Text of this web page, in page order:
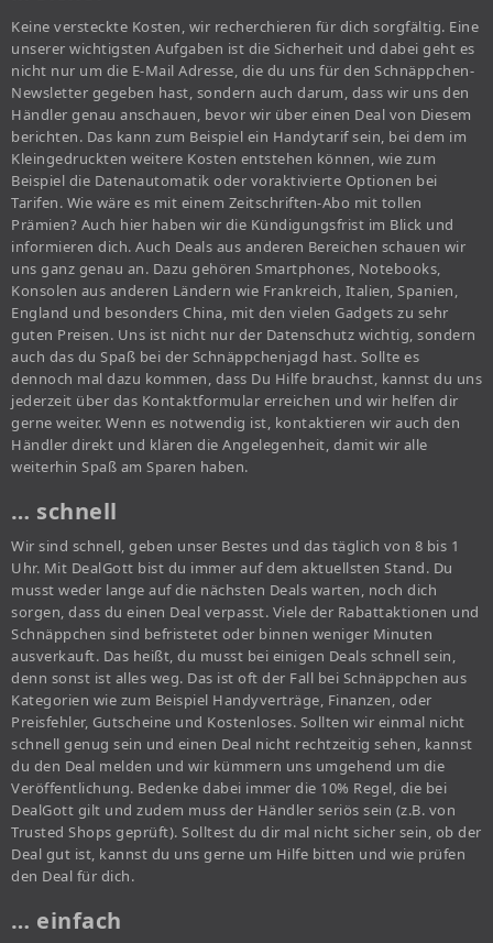
Keine versteckte Kosten, wir recherchieren für dich sorgfältig. Eine
unserer wichtigsten Aufgaben ist die Sicherheit und dabei geht es
nicht nur um die E-Mail Adresse, die du uns für den Schnäppchen-
Newsletter gegeben hast, sondern auch darum, dass wir uns den
Händler genau anschauen, bevor wir über einen Deal von Diesem
berichten. Das kann zum Beispiel ein Handytarif sein, bei dem im
Kleingedruckten weitere Kosten entstehen können, wie zum
Beispiel die Datenautomatik oder voraktivierte Optionen bei
Tarifen. Wie wäre es mit einem Zeitschriften-Abo mit tollen
Prämien? Auch hier haben wir die Kündigungsfrist im Blick und
informieren dich. Auch Deals aus anderen Bereichen schauen wir
uns ganz genau an. Dazu gehören Smartphones, Notebooks,
Konsolen aus anderen Ländern wie Frankreich, Italien, Spanien,
England und besonders China, mit den vielen Gadgets zu sehr
guten Preisen. Uns ist nicht nur der Datenschutz wichtig, sondern
auch das du Spaß bei der Schnäppchenjagd hast. Sollte es
dennoch mal dazu kommen, dass Du Hilfe brauchst, kannst du uns
jederzeit über das Kontaktformular erreichen und wir helfen dir
gerne weiter. Wenn es notwendig ist, kontaktieren wir auch den
Händler direkt und klären die Angelegenheit, damit wir alle
weiterhin Spaß am Sparen haben.
… schnell
Wir sind schnell, geben unser Bestes und das täglich von 8 bis 1
Uhr. Mit DealGott bist du immer auf dem aktuellsten Stand. Du
musst weder lange auf die nächsten Deals warten, noch dich
sorgen, dass du einen Deal verpasst. Viele der Rabattaktionen und
Schnäppchen sind befristetet oder binnen weniger Minuten
ausverkauft. Das heißt, du musst bei einigen Deals schnell sein,
denn sonst ist alles weg. Das ist oft der Fall bei Schnäppchen aus
Kategorien wie zum Beispiel Handyverträge, Finanzen, oder
Preisfehler, Gutscheine und Kostenloses. Sollten wir einmal nicht
schnell genug sein und einen Deal nicht rechtzeitig sehen, kannst
du den Deal melden und wir kümmern uns umgehend um die
Veröffentlichung. Bedenke dabei immer die 10% Regel, die bei
DealGott gilt und zudem muss der Händler seriös sein (z.B. von
Trusted Shops geprüft). Solltest du dir mal nicht sicher sein, ob der
Deal gut ist, kannst du uns gerne um Hilfe bitten und wie prüfen
den Deal für dich.
… einfach